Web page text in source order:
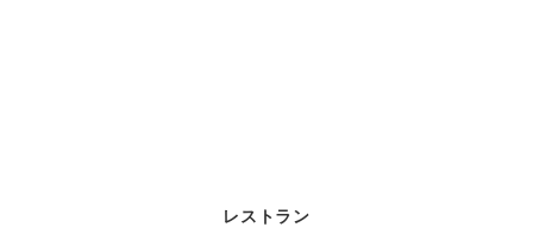
レストラン